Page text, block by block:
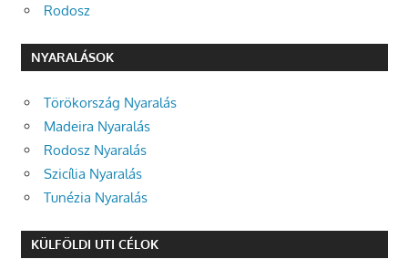
Rodosz
NYARALÁSOK
Törökország Nyaralás
Madeira Nyaralás
Rodosz Nyaralás
Szicília Nyaralás
Tunézia Nyaralás
KÜLFÖLDI UTI CÉLOK